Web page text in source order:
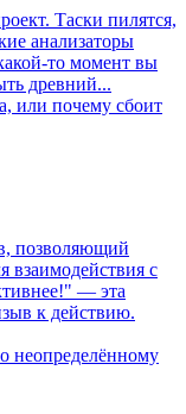
Таски пилятся,
анализаторы
то момент вы
древний...
или почему сбоит
позволяющий
взаимодействия с
— эта
к действию.
неопределённому